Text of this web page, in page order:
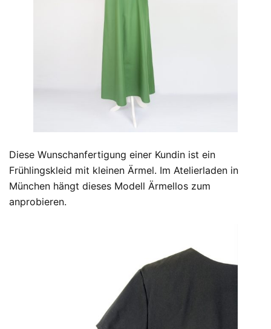
Diese Wunschanfertigung einer Kundin ist ein
Frühlingskleid mit kleinen Ärmel. Im Atelierladen in
München hängt dieses Modell Ärmellos zum
anprobieren.